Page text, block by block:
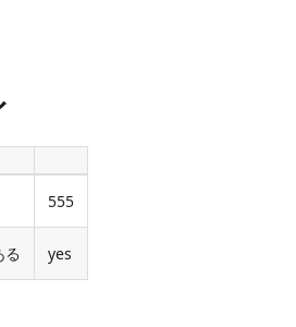
555
る yes